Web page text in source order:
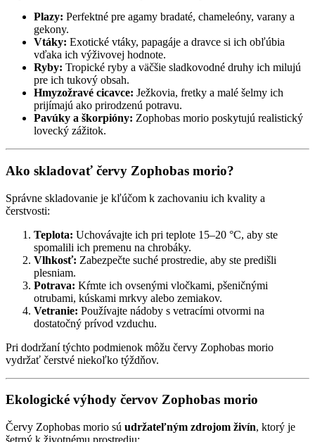
Plazy: Perfektné pre agamy bradaté, chameleóny, varany a
gekony.
Vtáky: Exotické vtáky, papagáje a dravce si ich obľúbia
vďaka ich výživovej hodnote.
Ryby: Tropické ryby a väčšie sladkovodné druhy ich milujú
pre ich tukový obsah.
Hmyzožravé cicavce: Ježkovia, fretky a malé šelmy ich
prijímajú ako prirodzenú potravu.
Pavúky a škorpióny: Zophobas morio poskytujú realistický
lovecký zážitok.
Ako skladovať červy Zophobas morio?
Správne skladovanie je kľúčom k zachovaniu ich kvality a
čerstvosti:
Teplota: Uchovávajte ich pri teplote 15–20 °C, aby ste
spomalili ich premenu na chrobáky.
Vlhkosť: Zabezpečte suché prostredie, aby ste predišli
plesniam.
Potrava: Kŕmte ich ovsenými vločkami, pšeničnými
otrubami, kúskami mrkvy alebo zemiakov.
Vetranie: Používajte nádoby s vetracími otvormi na
dostatočný prívod vzduchu.
Pri dodržaní týchto podmienok môžu červy Zophobas morio
vydržať čerstvé niekoľko týždňov.
Ekologické výhody červov Zophobas morio
Červy Zophobas morio sú udržateľným zdrojom živín, ktorý je
šetrný k životnému prostrediu: